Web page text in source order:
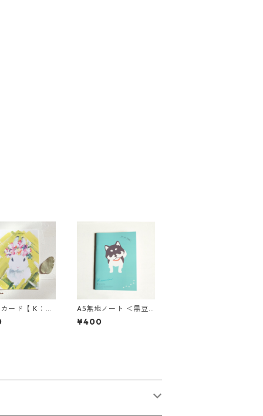
ード【 K：花
うさぎ 】_環
／3枚セット
A5無地ノート ＜黒豆
柴＞
¥400